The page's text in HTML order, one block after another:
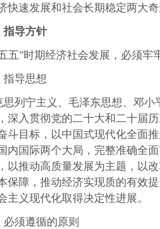
快速发展和社会长期稳定两大
导方针
五”时期经济社会发展，必须
导思想
思列宁主义、毛泽东思想、邓
深入贯彻党的二十大和二十届
斗目标，以中国式现代化全面
内国际两个大局，完整准确全
以推动高质量发展为主题，以
保障，推动经济实现质的有效
主义现代化取得决定性进展。
须遵循的原则